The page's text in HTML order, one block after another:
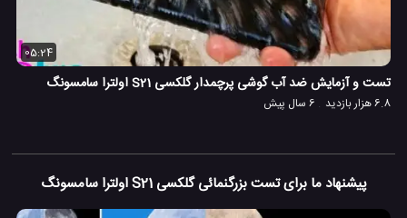
05:24
تست و آزمایش ضد آب گوشی پرچمدار گلکسی S21 اولترا سامسونگ
6.8 هزار بازدید 6 سال پیش
پیشنهاد ما برای تست بزرگنمائی گلکسی S21 اولترا سامسونگ